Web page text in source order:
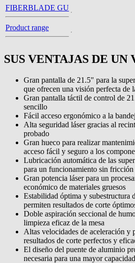
FIBERBLADE GU
Product range
SUS VENTAJAS DE UN
Gran pantalla de 21.5" para la
que ofrecen una visión perfecta de
Gran pantalla táctil de control de
sencillo
Fácil acceso ergonómico a la
Alta seguridad láser gracias al
probado
Gran hueco para realizar
acceso fácil y seguro a los
Lubricación automática de las
para un funcionamiento sin fricción
Gran potencia láser para un
económico de materiales gruesos
Estabilidad óptima y subestructura
permiten resultados de corte
Doble aspiración seccional de
limpieza eficaz de la mesa
Altas velocidades de aceleración y
resultados de corte perfectos y
El diseño del puente de aluminio
necesaria para una mayor